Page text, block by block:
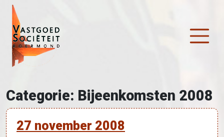
Ga naar de inhoud
Hoofdnavigatie
Categorie: Bijeenkomsten 2008
27 november 2008